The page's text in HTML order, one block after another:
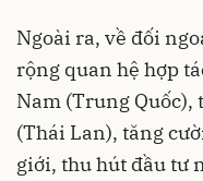
Ngoài ra, về đối
rộng quan hệ hợp
Nam (Trung
(Thái Lan), tăng
giới, thu hút đầu tư